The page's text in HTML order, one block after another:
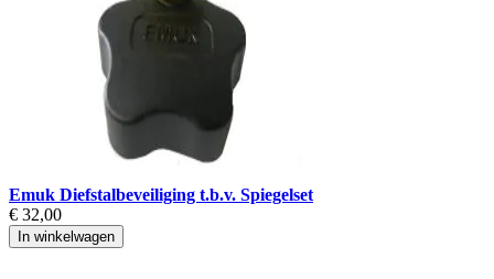
Emuk Diefstalbeveiliging t.b.v. Spiegelset
€ 32,00
In winkelwagen